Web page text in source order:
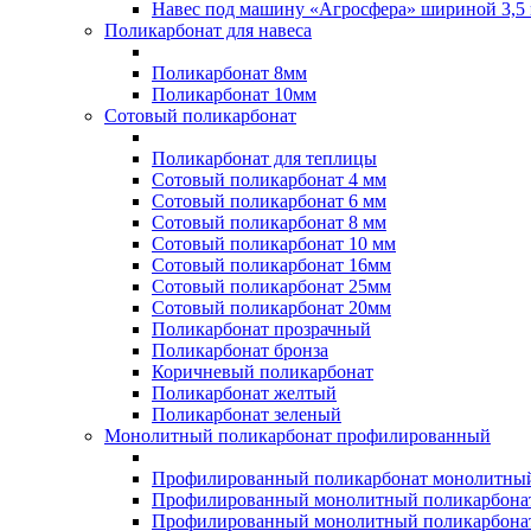
Навес под машину «Агросфера» шириной 3,5
Поликарбонат для навеса
Поликарбонат 8мм
Поликарбонат 10мм
Сотовый поликарбонат
Поликарбонат для теплицы
Сотовый поликарбонат 4 мм
Сотовый поликарбонат 6 мм
Сотовый поликарбонат 8 мм
Сотовый поликарбонат 10 мм
Сотовый поликарбонат 16мм
Сотовый поликарбонат 25мм
Сотовый поликарбонат 20мм
Поликарбонат прозрачный
Поликарбонат бронза
Коричневый поликарбонат
Поликарбонат желтый
Поликарбонат зеленый
Монолитный поликарбонат профилированный
Профилированный поликарбонат
Профилированный монолитный
Профилированный монолитный